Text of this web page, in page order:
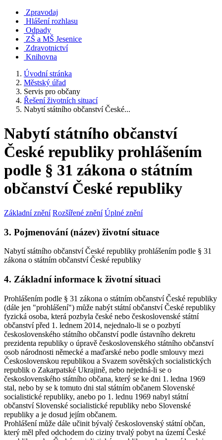
Zpravodaj
Hlášení rozhlasu
Odpady
ZŠ a MŠ Jesenice
Zdravotnictví
Knihovna
Úvodní stránka
Městský úřad
Servis pro občany
Řešení životních situací
Nabytí státního občanství České...
Nabytí státního občanství
České republiky prohlášením
podle § 31 zákona o státním
občanství České republiky
Základní znění Rozšířené znění Úplné znění
3. Pojmenování (název) životní situace
Nabytí státního občanství České republiky prohlášením podle § 31
zákona o státním občanství České republiky
4. Základní informace k životní situaci
Prohlášením podle § 31 zákona o státním občanství České republiky
(dále jen "prohlášení") může nabýt státní občanství České republiky
fyzická osoba, která pozbyla české nebo československé státní
občanství před 1. lednem 2014, nejednalo-li se o pozbytí
československého státního občanství podle ústavního dekretu
prezidenta republiky o úpravě československého státního občanství
osob národnosti německé a maďarské nebo podle smlouvy mezi
Československou republikou a Svazem sovětských socialistických
republik o Zakarpatské Ukrajině, nebo nejedná-li se o
československého státního občana, který se ke dni 1. ledna 1969
stal, nebo by se k tomuto dni stal státním občanem Slovenské
socialistické republiky, anebo po 1. lednu 1969 nabyl státní
občanství Slovenské socialistické republiky nebo Slovenské
republiky a je dosud jejím občanem.
Prohlášení může dále učinit bývalý československý státní občan,
který měl před odchodem do ciziny trvalý pobyt na území České